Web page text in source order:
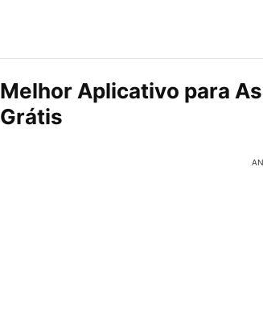
Melhor Aplicativo para
Grátis